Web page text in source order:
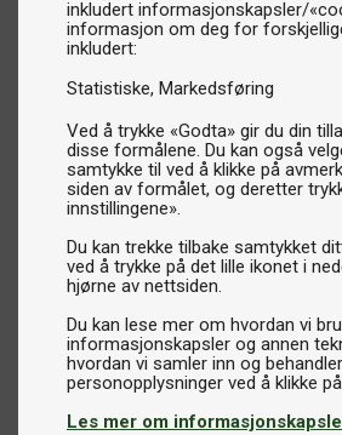
inkludert informasjonskapsler/
informasjon om deg for
inkludert:
Statistiske Markedsføring
Ved å trykke «Godta» gir du din
disse formålene. Du kan også
samtykke til ved å klikke på
siden av formålet, og deretter
innstillingene».
Du kan trekke tilbake samtykket
ved å trykke på det lille ikonet i
hjørne av nettsiden.
Du kan lese mer om hvordan vi
informasjonskapsler og annen
hvordan vi samler inn og behandler
Les mer om